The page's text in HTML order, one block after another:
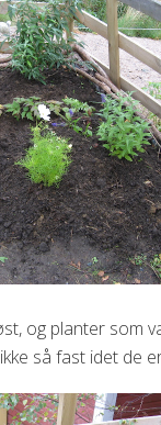
og planter som
så fast idet de